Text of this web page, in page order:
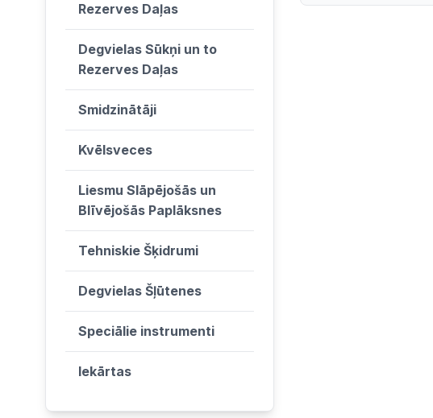
Rezerves Daļas
Degvielas Sūkņi un to
Rezerves Daļas
Smidzinātāji
Kvēlsveces
Liesmu Slāpējošās un
Blīvējošās Paplāksnes
Tehniskie Šķidrumi
Degvielas Šļūtenes
Speciālie instrumenti
Iekārtas